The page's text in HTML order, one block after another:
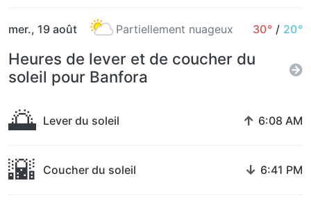
mer., 19 août Partiellement nuageux 30° / 20°
Heures de lever et de coucher du
soleil pour Banfora
🌅 Lever du soleil ↑ 6:08 AM
🌇 Coucher du soleil ↓ 6:41 PM